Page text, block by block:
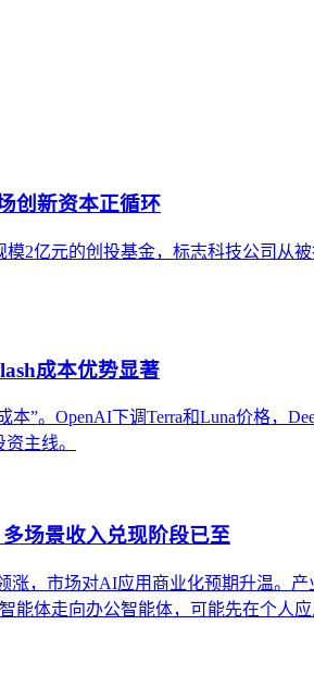
创新资本正循环
2亿元的创投基金，标志科技公司
成本优势显著
”。OpenAI下调Terra和Luna价格，
主线。
场景收入兑现阶段已至
，市场对AI应用商业化预期升温。
体走向办公智能体，可能先在个人